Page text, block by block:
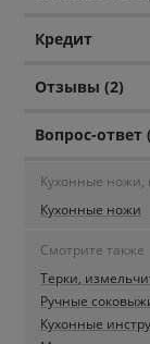
Кредит
Отзывы (2)
Вопрос-ответ
Кухонные ножи,
Кухонные ножи
Смотрите также
Терки,
Ручные
Кухонные